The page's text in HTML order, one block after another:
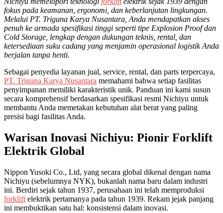
fokus pada keamanan, ergonomi, dan keberlanjutan lingkungan.
Melalui PT. Triguna Karya Nusantara, Anda mendapatkan akses
penuh ke armada spesifikasi tinggi seperti tipe Explosion Proof dan
Cold Storage, lengkap dengan dukungan teknis, rental, dan
ketersediaan suku cadang yang menjamin operasional logistik Anda
berjalan tanpa henti.
Sebagai penyedia layanan jual, service, rental, dan parts terpercaya,
PT. Triguna Karya Nusantara memahami bahwa setiap fasilitas
penyimpanan memiliki karakteristik unik. Panduan ini kami susun
secara komprehensif berdasarkan spesifikasi resmi Nichiyu untuk
membantu Anda memetakan kebutuhan alat berat yang paling
presisi bagi fasilitas Anda.
Warisan Inovasi Nichiyu: Pionir Forklift
Elektrik Global
Nippon Yusoki Co., Ltd, yang secara global dikenal dengan nama
Nichiyu (sebelumnya NYK), bukanlah nama baru dalam industri
ini. Berdiri sejak tahun 1937, perusahaan ini telah memproduksi
forklift elektrik pertamanya pada tahun 1939. Rekam jejak panjang
ini membuktikan satu hal: konsistensi dalam inovasi.